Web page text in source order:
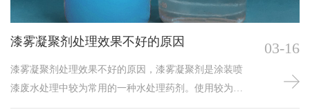
漆雾凝聚剂处理效果不好的原因
漆雾凝聚剂处理效果不好的原因，漆雾凝聚剂是涂装喷
漆废水处理中较为常用的一种水处理药剂。使用较为简
便，效果较好。
03-16